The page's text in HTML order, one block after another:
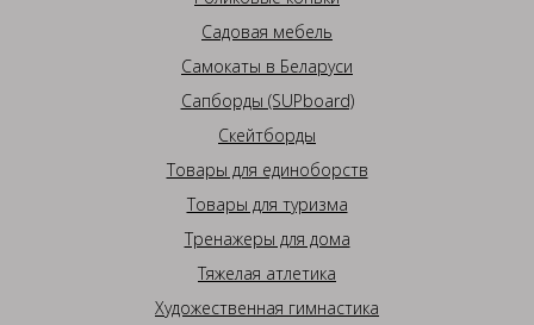
Садовая мебель
Самокаты в Беларуси
Сапборды (SUPboard)
Скейтборды
Товары для единоборств
Товары для туризма
Тренажеры для дома
Тяжелая атлетика
Художественная гимнастика